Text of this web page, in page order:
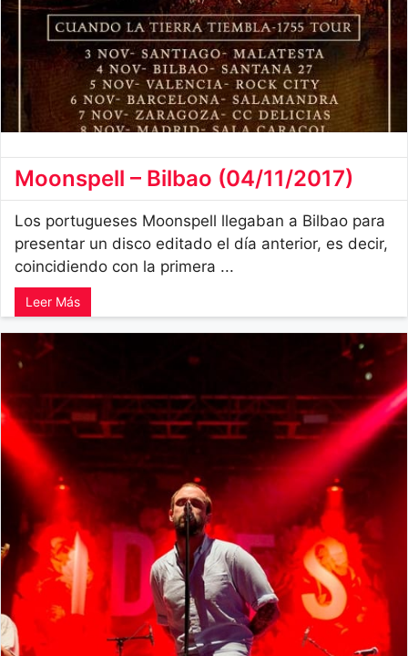
Moonspell – Bilbao (04/11/2017)
Los portugueses Moonspell llegaban a Bilbao para
presentar un disco editado el día anterior, es decir,
coincidiendo con la primera ...
Leer Más